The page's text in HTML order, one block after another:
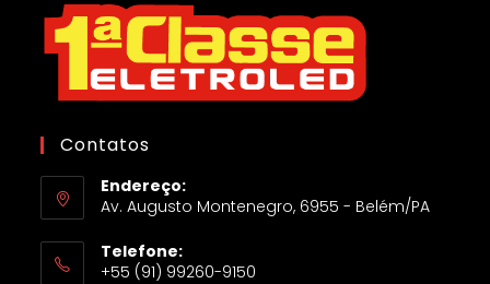
Contatos
Endereço:
Av. Augusto Montenegro, 6955 - Belém/PA
Telefone:
+55 (91) 99260-9150